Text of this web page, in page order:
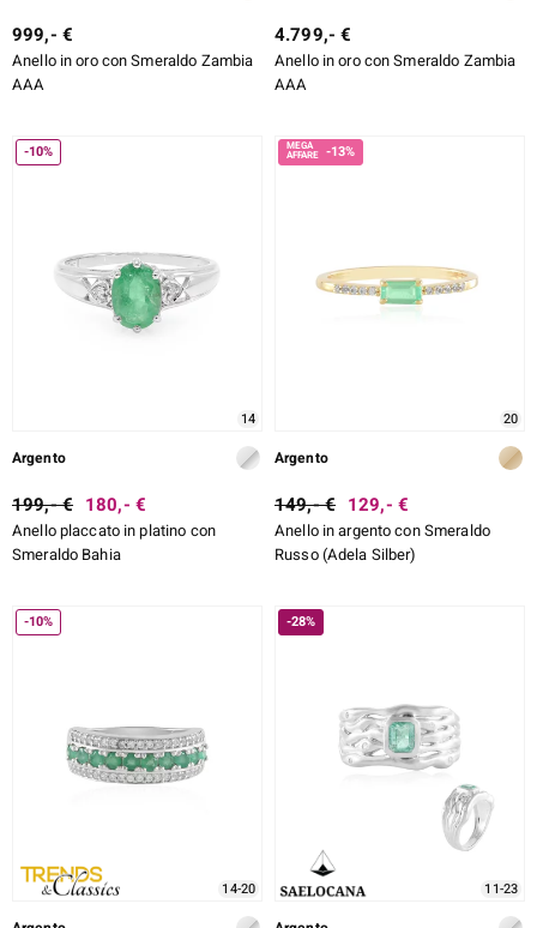
999,- €
Anello in oro con Smeraldo Zambia
AAA
4.799,- €
Anello in oro con Smeraldo Zambia
AAA
-10%
14
Argento
199,- € 180,- €
Anello placcato in platino con
Smeraldo Bahia
-13%
20
Argento
149,- € 129,- €
Anello in argento con Smeraldo
Russo (Adela Silber)
-10%
14-20
-28%
11-23